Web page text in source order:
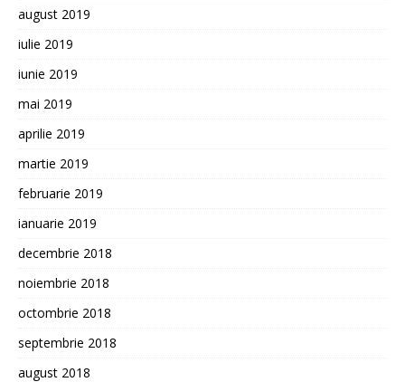
august 2019
iulie 2019
iunie 2019
mai 2019
aprilie 2019
martie 2019
februarie 2019
ianuarie 2019
decembrie 2018
noiembrie 2018
octombrie 2018
septembrie 2018
august 2018